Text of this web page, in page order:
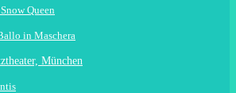
Queen
in Maschera
München